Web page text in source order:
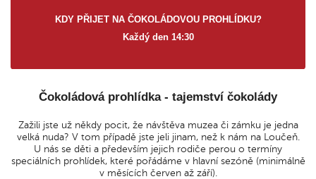
KDY PŘIJET NA ČOKOLÁDOVOU PROHLÍDKU?
Každý den 14:30
Čokoládová prohlídka - tajemství čokolády
Zažili jste už někdy pocit, že návštěva muzea či zámku je jedna
velká nuda? V tom případě jste jeli jinam, než k nám na Loučeň.
U nás se děti a především jejich rodiče perou o termíny
speciálních prohlídek, které pořádáme v hlavní sezóně (minimálně
v měsících červen až září).